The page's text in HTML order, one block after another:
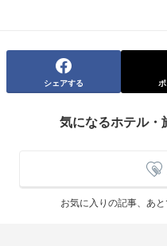
シェアする
気になるホテル・
お気に入りの記事、あ